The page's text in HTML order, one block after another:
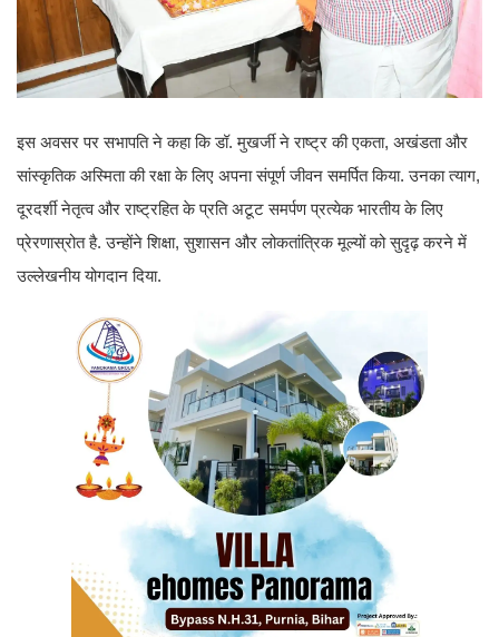
इस अवसर पर सभापति ने कहा कि डॉ. मुखर्जी ने राष्ट्र की एकता, अखंडता और
सांस्कृतिक अस्मिता की रक्षा के लिए अपना संपूर्ण जीवन समर्पित किया. उनका त्याग,
दूरदर्शी नेतृत्व और राष्ट्रहित के प्रति अटूट समर्पण प्रत्येक भारतीय के लिए
प्रेरणास्रोत है. उन्होंने शिक्षा, सुशासन और लोकतांत्रिक मूल्यों को सुदृढ़ करने में
उल्लेखनीय योगदान दिया.